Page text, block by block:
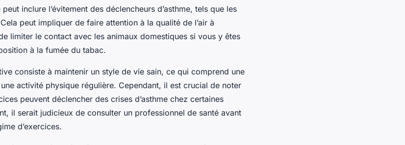
inclure l’évitement des déclencheurs d’asthme, tels que les
peut impliquer de faire attention à la qualité de l’air à
limiter le contact avec les animaux domestiques si vous y êtes
à la fumée du tabac.
consiste à maintenir un style de vie sain, ce qui comprend une
activité physique régulière. Cependant, il est crucial de noter
peuvent déclencher des crises d’asthme chez certaines
il serait judicieux de consulter un professionnel de santé avant
d’exercices.